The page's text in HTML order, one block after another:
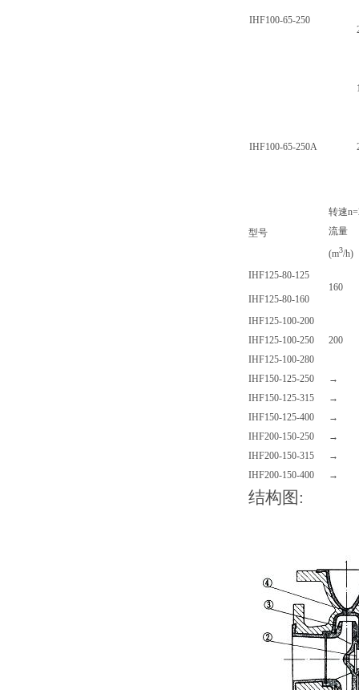
IHF100-65-250
IHF100-65-250A
型号
转速
流量
(m3/h)
IHF125-80-125
160
IHF125-80-160
IHF125-100-200
200
IHF125-100-250
IHF125-100-280
IHF150-125-250
→
IHF150-125-315
→
IHF150-125-400
→
IHF200-150-250
→
IHF200-150-315
→
IHF200-150-400
→
结构图: